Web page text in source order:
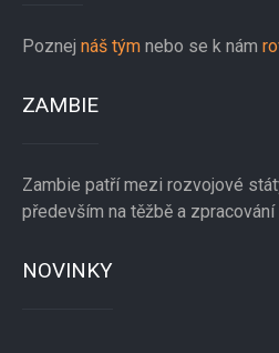
Poznej náš tým nebo se k nám
ZAMBIE
Zambie patří mezi rozvojové
především na těžbě a
NOVINKY